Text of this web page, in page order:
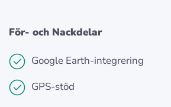
För- och Nackdelar
Google Earth-integrering
GPS-stöd